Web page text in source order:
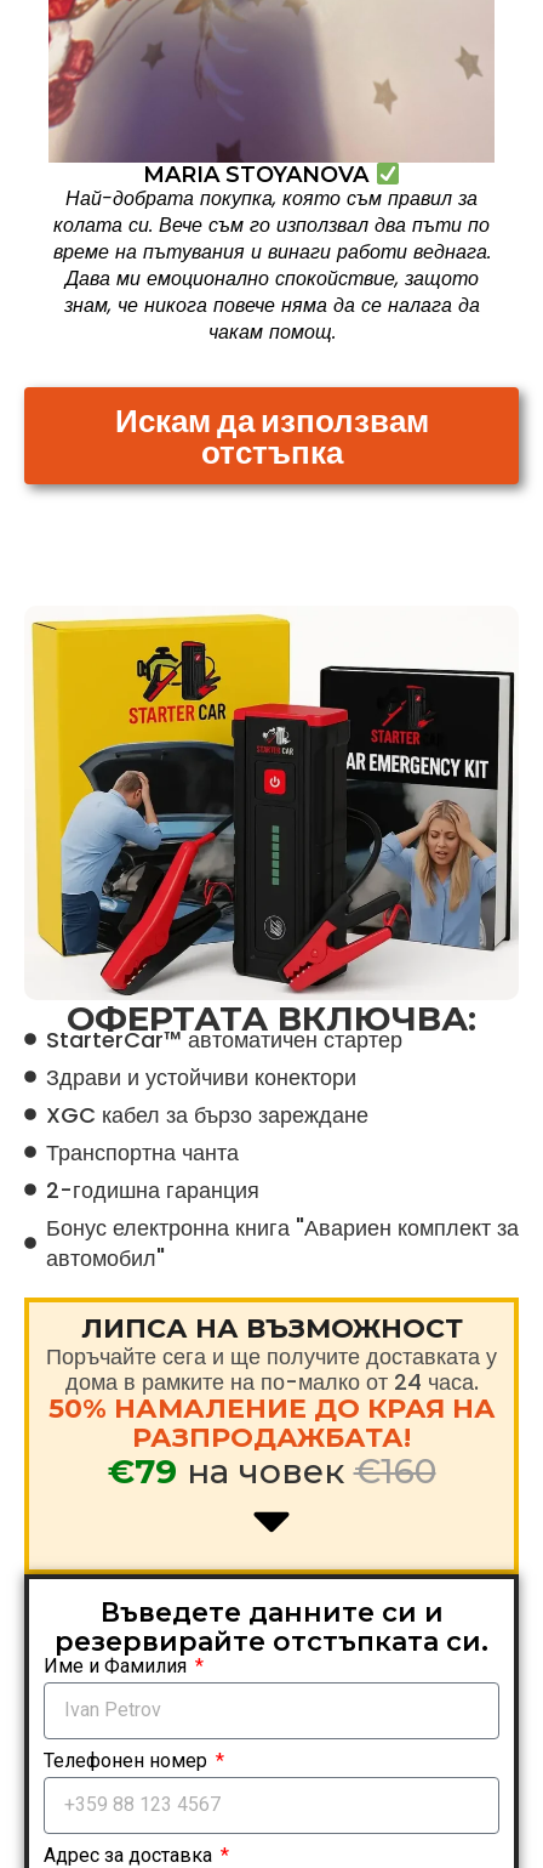
MARIA STOYANOVA
Най-добрата покупка, която съм правил за
колата си. Вече съм го използвал два пъти по
време на пътувания и винаги работи веднага.
Дава ми емоционално спокойствие, защото
знам, че никога повече няма да се налага да
чакам помощ.
Искам да използвам
отстъпка
ОФЕРТАТА ВКЛЮЧВА:
StarterCar™ автоматичен стартер
Здрави и устойчиви конектори
XGC кабел за бързо зареждане
Транспортна чанта
2-годишна гаранция
Бонус електронна книга "Авариен комплект за
автомобил"
ЛИПСА НА ВЪЗМОЖНОСТ
Поръчайте сега и ще получите доставката у
дома в рамките на по-малко от 24 часа.
50% НАМАЛЕНИЕ ДО КРАЯ НА
РАЗПРОДАЖБАТА!
€79 на човек€160
Въведете данните си и
резервирайте отстъпката си.
Име и Фамилия
Телефонен номер
Адрес за доставка